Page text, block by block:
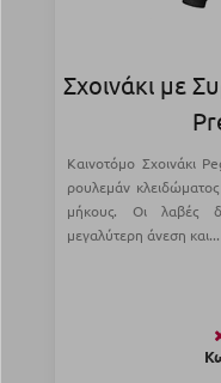
Σχοινάκι με
Καινοτόμο Σχοινάκι
ρουλεμάν
μήκους. Οι λαβές
μεγαλύτερη άνεση και...